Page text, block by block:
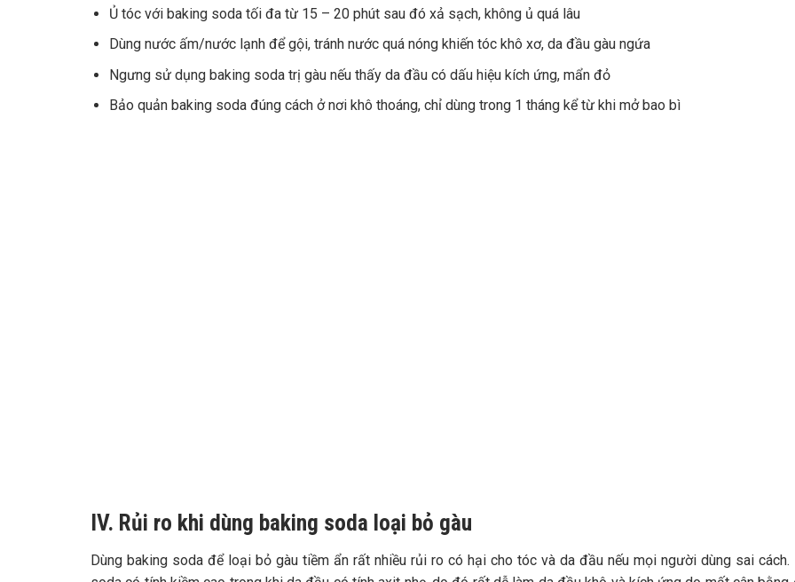
Ủ tóc với baking soda tối đa từ 15 – 20 phút sau đó xả sạch, không ủ quá lâu
Dùng nước ấm/nước lạnh để gội, tránh nước quá nóng khiến tóc khô xơ, da đầu gàu ngứa
Ngưng sử dụng baking soda trị gàu nếu thấy da đầu có dấu hiệu kích ứng, mẩn đỏ
Bảo quản baking soda đúng cách ở nơi khô thoáng, chỉ dùng trong 1 tháng kể từ khi mở bao bì
IV. Rủi ro khi dùng baking soda loại bỏ gàu
Dùng baking soda để loại bỏ gàu tiềm ẩn rất nhiều rủi ro có hại cho tóc và da đầu nếu mọi người dùng sai cách.